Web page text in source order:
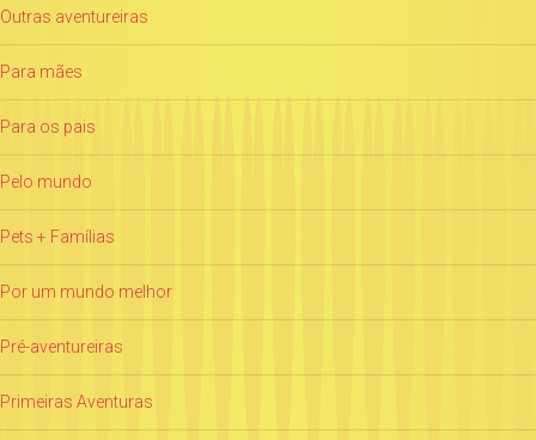
Outras aventureiras
Para mães
Para os pais
Pelo mundo
Pets + Famílias
Por um mundo melhor
Pré-aventureiras
Primeiras Aventuras